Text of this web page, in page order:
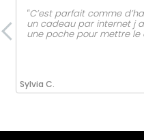
Sylvia C.
‟C’est parfait comme
un cadeau par internet j
une poche pour mettre le